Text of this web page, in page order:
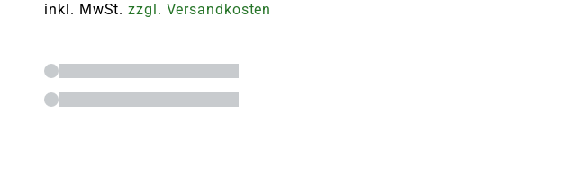
inkl. MwSt.zzgl. Versandkosten